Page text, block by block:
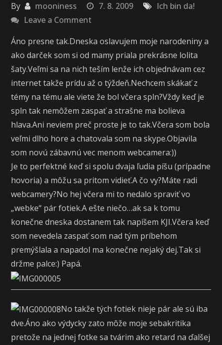
By mooniness 7. 8. 2009
Ich bin da!
Leave a Comment
narodky…
za
týždeň
šaty!
Áno presne tak.Dneska oslavujem moje narodeniny a
ako darček som si od mamy priala prekrásne lolita
šaty.Veľmi sa na nich teším lenže ich objednávam cez
internet takže prídu až o týždeň.Nechcem skákať z
témy na tému ale viete že bol včera spln?Vždy keď je
spln tak nemôžem zaspať a strašne ma bolieva
hlava.Ani neviem preč proste je to tak.Včera som bola
veľmi dlho hore a chatovala som na skype.Objavila
som novú zábavnú vec menom webcamera:))
Je to perfektné keď si spolu dvaja ľudia píšu (prípadne
hovoria) a môžu sa pritom vidieť.A čo vy?Máte radi
webcamery?No hej včera mi to nedalo spraviť vo
„webke“ pár fotiek.A ešte niečo…ak sa k tomu
konečne dneska dostanem tak napíšem KJI.Včera keď
som nevedela zaspať som nad tým príbehom
premýšlala a napadol ma konečne nejaký dej.Tak si
držme palce:) Papá.
No takže tých fotiek nieje pár ale sú iba
dve.Áno ako výdycky zato môže moje sebakritika
pretože na jednej fotke sa tvárim ako retard na ďalšej